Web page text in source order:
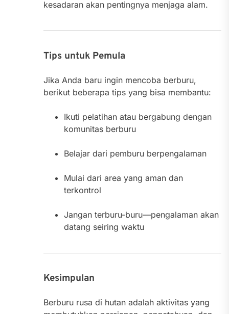
kesadaran akan pentingnya menjaga alam.
Tips untuk Pemula
Jika Anda baru ingin mencoba berburu,
berikut beberapa tips yang bisa membantu:
Ikuti pelatihan atau bergabung dengan
komunitas berburu
Belajar dari pemburu berpengalaman
Mulai dari area yang aman dan
terkontrol
Jangan terburu-buru—pengalaman akan
datang seiring waktu
Kesimpulan
Berburu rusa di hutan adalah aktivitas yang